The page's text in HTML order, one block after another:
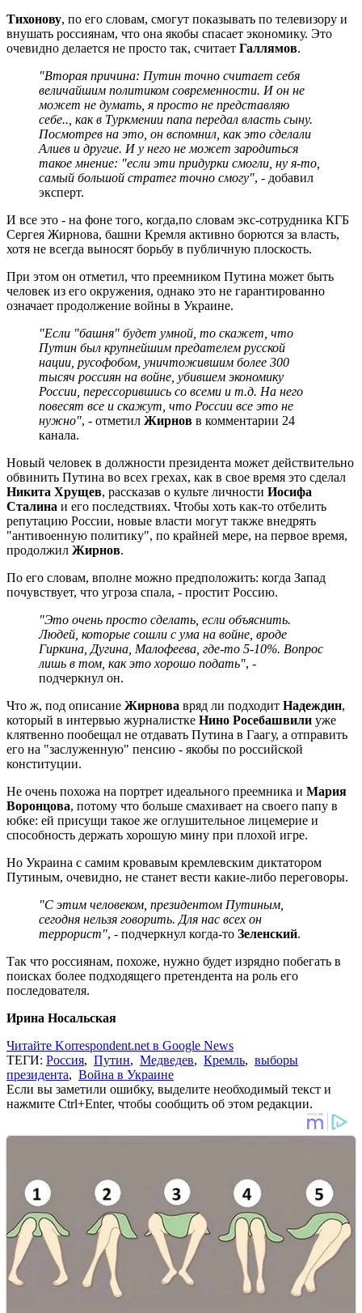
Тихонову, по его словам, смогут показывать по телевизору и
внушать россиянам, что она якобы спасает экономику. Это
очевидно делается не просто так, считает Галлямов.
"Вторая причина: Путин точно считает себя
величайшим политиком современности. И он не
может не думать, я просто не представляю
себе.., как в Туркмении папа передал власть сыну.
Посмотрев на это, он вспомнил, как это сделали
Алиев и другие. И у него не может зародиться
такое мнение: "если эти придурки смогли, ну я-то,
самый большой стратег точно смогу", - добавил
эксперт.
И все это - на фоне того, когда,по словам экс-сотрудника КГБ
Сергея Жирнова, башни Кремля активно борются за власть,
хотя не всегда выносят борьбу в публичную плоскость.
При этом он отметил, что преемником Путина может быть
человек из его окружения, однако это не гарантированно
означает продолжение войны в Украине.
"Если "башня" будет умной, то скажет, что
Путин был крупнейшим предателем русской
нации, русофобом, уничтожившим более 300
тысяч россиян на войне, убившем экономику
России, перессорившись со всеми и т.д. На него
повесят все и скажут, что России все это не
нужно", - отметил Жирнов в комментарии 24
канала.
Новый человек в должности президента может действительно
обвинить Путина во всех грехах, как в свое время это сделал
Никита Хрущев, рассказав о культе личности Иосифа
Сталина и его последствиях. Чтобы хоть как-то отбелить
репутацию России, новые власти могут также внедрять
"антивоенную политику", по крайней мере, на первое время,
продолжил Жирнов.
По его словам, вполне можно предположить: когда Запад
почувствует, что угроза спала, - простит Россию.
"Это очень просто сделать, если объяснить.
Людей, которые сошли с ума на войне, вроде
Гиркина, Дугина, Малофеева, где-то 5-10%. Вопрос
лишь в том, как это хорошо подать", -
подчеркнул он.
Что ж, под описание Жирнова вряд ли подходит Надеждин,
который в интервью журналистке Нино Росебашвили уже
клятвенно пообещал не отдавать Путина в Гаагу, а отправить
его на "заслуженную" пенсию - якобы по российской
конституции.
Не очень похожа на портрет идеального преемника и Мария
Воронцова, потому что больше смахивает на своего папу в
юбке: ей присущи такое же оглушительное лицемерие и
способность держать хорошую мину при плохой игре.
Но Украина с самим кровавым кремлевским диктатором
Путиным, очевидно, не станет вести какие-либо переговоры.
"С этим человеком, президентом Путиным,
сегодня нельзя говорить. Для нас всех он
террорист", - подчеркнул когда-то Зеленский.
Так что россиянам, похоже, нужно будет изрядно побегать в
поисках более подходящего претендента на роль его
последователя.
Ирина Носальская
Читайте Korrespondent.net в Google News
ТЕГИ: Россия, Путин, Медведев, Кремль, выборы
президента, Война в Украине
Если вы заметили ошибку, выделите необходимый текст и
нажмите Ctrl+Enter, чтобы сообщить об этом редакции.